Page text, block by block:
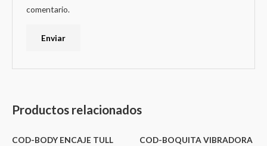
comentario.
Productos relacionados
COD-BODY ENCAJE TULL COD-BOQUITA VIBRADORA